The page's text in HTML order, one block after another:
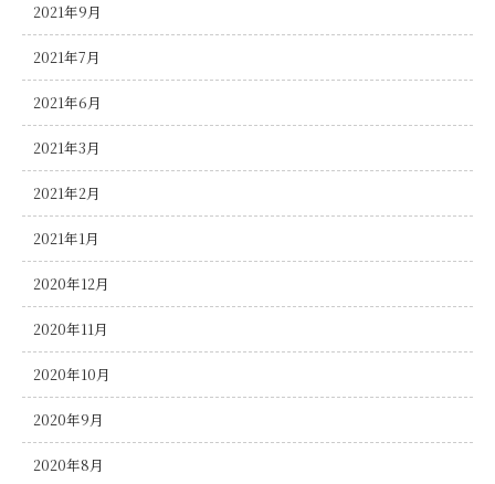
2021年9月
2021年7月
2021年6月
2021年3月
2021年2月
2021年1月
2020年12月
2020年11月
2020年10月
2020年9月
2020年8月